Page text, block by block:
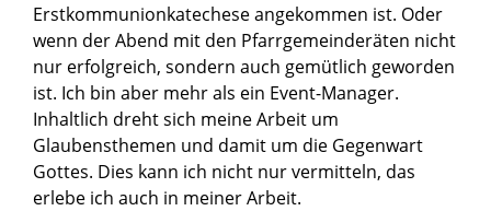
Erstkommunionkatechese angekommen ist. Oder
wenn der Abend mit den Pfarrgemeinderäten nicht
nur erfolgreich, sondern auch gemütlich geworden
ist. Ich bin aber mehr als ein Event-Manager.
Inhaltlich dreht sich meine Arbeit um
Glaubensthemen und damit um die Gegenwart
Gottes. Dies kann ich nicht nur vermitteln, das
erlebe ich auch in meiner Arbeit.